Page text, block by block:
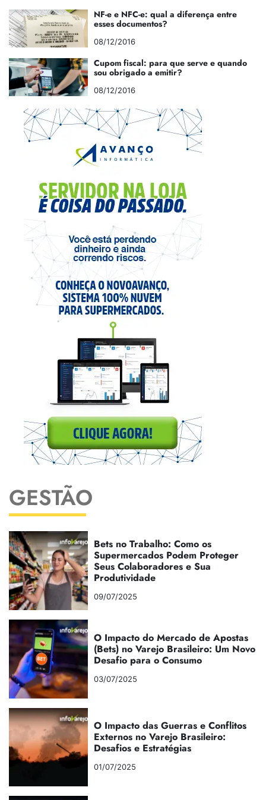
NF-e e NFC-e: qual a diferença entre
esses documentos?
08/12/2016
Cupom fiscal: para que serve e quando
sou obrigado a emitir?
08/12/2016
GESTÃO
Bets no Trabalho: Como os
Supermercados Podem Proteger
Seus Colaboradores e Sua
Produtividade
09/07/2025
O Impacto do Mercado de Apostas
(Bets) no Varejo Brasileiro: Um Novo
Desafio para o Consumo
03/07/2025
O Impacto das Guerras e Conflitos
Externos no Varejo Brasileiro:
Desafios e Estratégias
01/07/2025